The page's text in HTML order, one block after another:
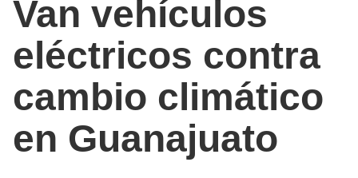
Van vehículos
eléctricos contra
cambio climático
en Guanajuato